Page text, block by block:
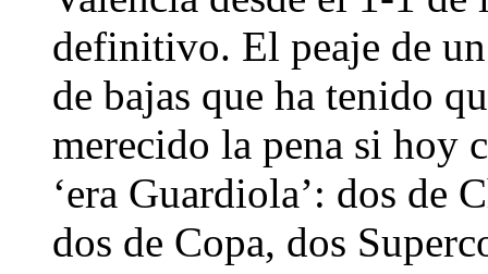
definitivo. El peaje de
de bajas que ha tenido
merecido la pena si hoy
‘era Guardiola’: dos de
dos de Copa, dos